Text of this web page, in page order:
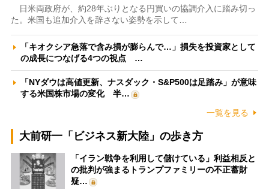
日米両政府が、約28年ぶりとなる円買いの協調介入に踏み切っ
た。米国も追加介入を辞さない姿勢を示して…
「キオクシア急落で含み損が膨らんで…」損失を投資家として
の成長につなげる4つの視点 …
「NYダウは高値更新、ナスダック・S&P500は足踏み」が意味
する米国株市場の変化 半…
一覧を見る
大前研一「ビジネス新大陸」の歩き方
「イラン戦争を利用して儲けている」利益相反と
の批判が強まるトランプファミリーの不正蓄財
疑…